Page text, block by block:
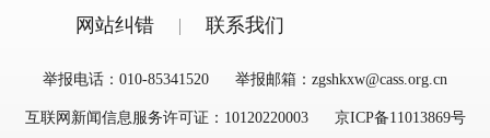
网站纠错
联系我们
举报电话：010-85341520 举报邮箱：zgshkxw@cass.org.cn
互联网新闻信息服务许可证：10120220003 京ICP备11013869号